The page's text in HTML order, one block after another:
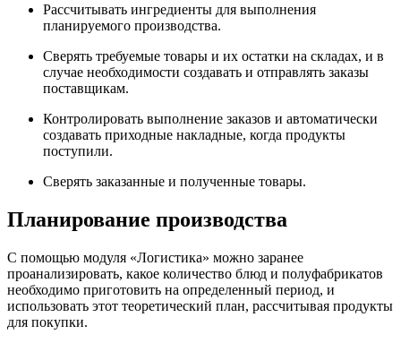
Рассчитывать ингредиенты для выполнения
планируемого производства.
Сверять требуемые товары и их остатки на складах, и в
случае необходимости создавать и отправлять заказы
поставщикам.
Контролировать выполнение заказов и автоматически
создавать приходные накладные, когда продукты
поступили.
Сверять заказанные и полученные товары.
Планирование производства
С помощью модуля «Логистика» можно заранее
проанализировать, какое количество блюд и полуфабрикатов
необходимо приготовить на определенный период, и
использовать этот теоретический план, рассчитывая продукты
для покупки.